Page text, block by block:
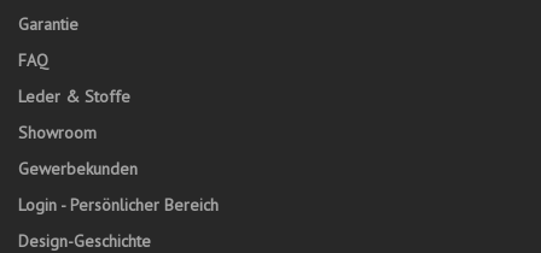
Garantie
FAQ
Leder & Stoffe
Showroom
Gewerbekunden
Login - Persönlicher Bereich
Design-Geschichte